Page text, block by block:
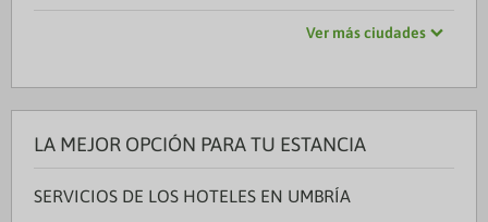
Ver más ciudades
LA MEJOR OPCIÓN PARA TU ESTANCIA
SERVICIOS DE LOS HOTELES EN UMBRÍA